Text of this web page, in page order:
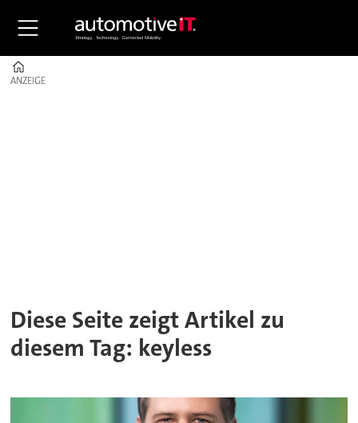
ANZEIGE
ANZEIGE
Diese Seite zeigt Artikel zu
diesem Tag: keyless